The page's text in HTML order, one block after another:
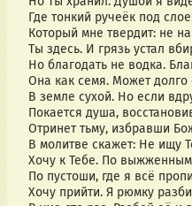
Где тонкий ручеёк под
Который мне твердит: не
Ты здесь. И грязь устал
Но благодать не водка.
Она как семя. Может долго
В земле сухой. Но если
Покается душа,
Отринет тьму, избравши
В молитве скажет: Не ищу
Хочу к Тебе. По
По пустоши, где я всё
Хочу прийти. Я рюмку